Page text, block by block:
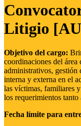
Litigio
Objetivo del cargo:
coordinaciones del
administrativos,
interna y externa en el
las víctimas, familiares
los requerimientos
Fecha límite para